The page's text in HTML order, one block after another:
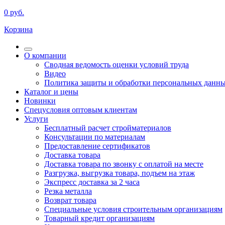
0 руб.
Корзина
О компании
Сводная ведомость оценки условий труда
Видео
Политика защиты и обработки персональных
Каталог и цены
Новинки
Спецусловия оптовым клиентам
Услуги
Бесплатный расчет стройматериалов
Консультации по материалам
Предоставление сертификатов
Доставка товара
Доставка товара по звонку с оплатой на месте
Разгрузка, выгрузка товара, подъем на этаж
Экспресс доставка за 2 часа
Резка металла
Возврат товара
Специальные условия строительным организациям
Товарный кредит организациям